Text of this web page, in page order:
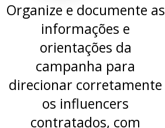
Organize e documente as
informações e
orientações da
campanha para
direcionar corretamente
os influencers
contratados, com